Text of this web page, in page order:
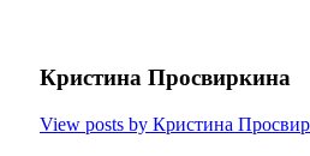
Кристина Просвиркина
View posts by Кристина